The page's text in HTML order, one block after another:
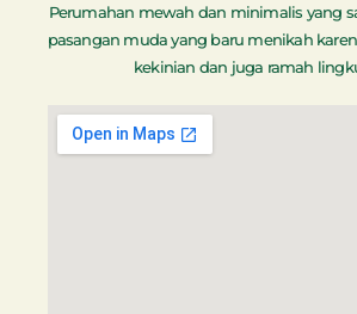
Perumahan mewah dan minimalis yang
pasangan muda yang baru menikah
kekinian dan juga ramah